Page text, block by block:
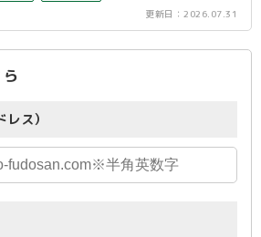
更新日： 2026.07.31
ス）